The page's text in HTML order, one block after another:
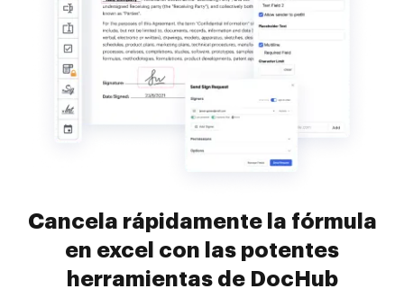
Cancela rápidamente la fórmula
en excel con las potentes
herramientas de DocHub